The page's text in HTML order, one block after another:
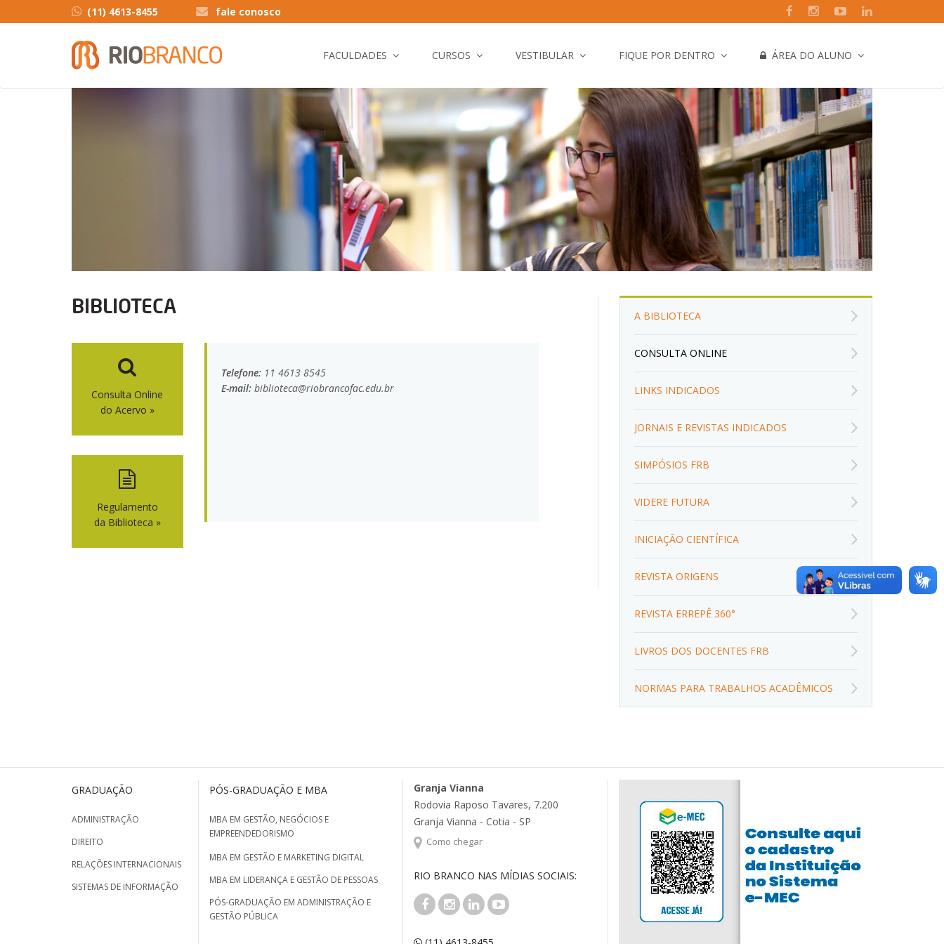
(11) 4613-8455 fale conosco
FACULDADES CURSOS VESTIBULAR FIQUE POR DENTRO ÁREA DO ALUNO
BIBLIOTECA
Consulta Online
do Acervo »
Regulamento
da Biblioteca »
Telefone:11 4613 8545
E-mail:biblioteca@riobrancofac.edu.br
A BIBLIOTECA
CONSULTA ONLINE
LINKS INDICADOS
JORNAIS E REVISTAS INDICADOS
SIMPÓSIOS FRB
VIDERE FUTURA
INICIAÇÃO CIENTÍFICA
REVISTA ORIGENS
REVISTA ERREPÊ 360°
LIVROS DOS DOCENTES FRB
NORMAS PARA TRABALHOS ACADÊMICOS
GRADUAÇÃO
ADMINISTRAÇÃO
DIREITO
RELAÇÕES INTERNACIONAIS
SISTEMAS DE INFORMAÇÃO
PÓS-GRADUAÇÃO E MBA
MBA EM GESTÃO, NEGÓCIOS E
EMPREENDEDORISMO
MBA EM GESTÃO E MARKETING DIGITAL
MBA EM LIDERANÇA E GESTÃO DE PESSOAS
PÓS-GRADUAÇÃO EM ADMINISTRAÇÃO E
GESTÃO PÚBLICA
Granja Vianna
Rodovia Raposo Tavares, 7.200
Granja Vianna - Cotia - SP
Como chegar
RIO BRANCO NAS MÍDIAS SOCIAIS: